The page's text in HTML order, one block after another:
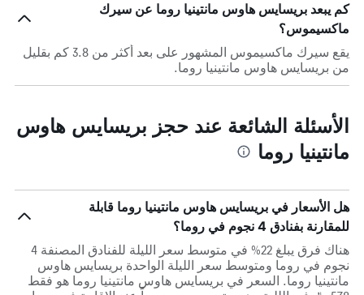
كم يبعد بريسايس هاوس مانتينيا روما عن سيرك
ماكسيموس؟
يقع سيرك ماكسيموس المشهور على بعد أكثر من 3.8 كم بقليل
من بريسايس هاوس مانتينيا روما.
الأسئلة الشائعة عند حجز بريسايس هاوس
مانتينيا روما
هل الأسعار في بريسايس هاوس مانتينيا روما قابلة
للمقارنة بفنادق 4 نجوم في روما؟
هناك فرق يبلغ 22% في متوسط ​​سعر الليلة للفنادق المصنفة 4
نجوم في روما ومتوسط ​​سعر الليلة الواحدة بريسايس هاوس
مانتينيا روما. السعر في بريسايس هاوس مانتينيا روما هو فقط